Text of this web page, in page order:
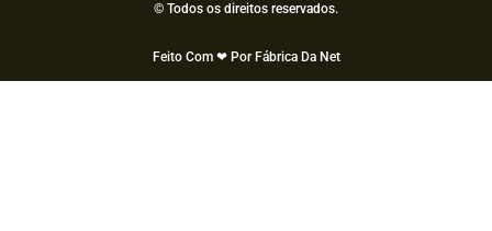
© Todos os direitos reservados.
Feito Com ❤ Por Fábrica Da Net